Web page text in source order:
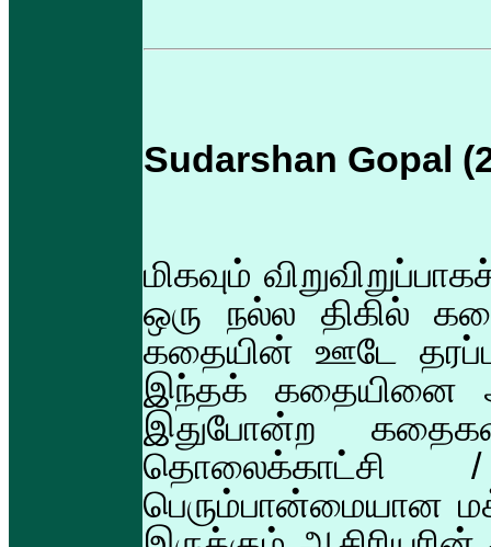
Sudarshan Gopal
மிகவும்
ஒரு நல்ல திகில்
கதையின் ஊடே
இந்தக் கதையினை
இதுபோன்ற
பெரும்பான்மையான